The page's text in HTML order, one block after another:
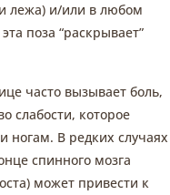
лежа) и/или в любом
поза “раскрывает”
часто вызывает боль,
слабости, которое
ногам. В редких случаях
спинного мозга
может привести к